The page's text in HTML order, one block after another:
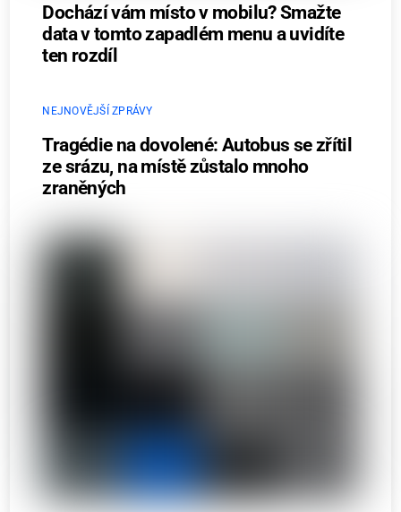
Dochází vám místo v mobilu? Smažte
data v tomto zapadlém menu a uvidíte
ten rozdíl
NEJNOVĚJŠÍ ZPRÁVY
Tragédie na dovolené: Autobus se zřítil
ze srázu, na místě zůstalo mnoho
zraněných